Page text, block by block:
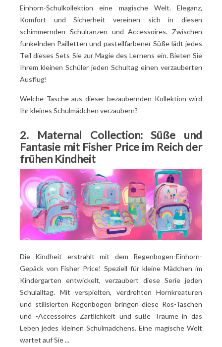
Einhorn-Schulkollektion eine magische Welt. Eleganz,
Komfort und Sicherheit vereinen sich in diesen
schimmernden Schulranzen und Accessoires. Zwischen
funkelnden Pailletten und pastellfarbener Süße lädt jedes
Teil dieses Sets Sie zur Magie des Lernens ein. Bieten Sie
Ihrem kleinen Schüler jeden Schultag einen verzauberten
Ausflug!
Welche Tasche aus dieser bezaubernden Kollektion wird
Ihr kleines Schulmädchen verzaubern?
2. Maternal Collection: Süße und
Fantasie mit Fisher Price im Reich der
frühen Kindheit
Die Kindheit erstrahlt mit dem Regenbogen-Einhorn-
Gepäck von Fisher Price! Speziell für kleine Mädchen im
Kindergarten entwickelt, verzaubert diese Serie jeden
Schulalltag. Mit verspielten, verdrehten Hornkreaturen
und stilisierten Regenbögen bringen diese Ros-Taschen
und -Accessoires Zärtlichkeit und süße Träume in das
Leben jedes kleinen Schulmädchens. Eine magische Welt
wartet auf Sie ...